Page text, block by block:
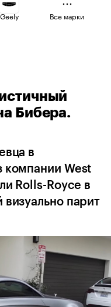
Geely
Haval
Все марки
Бибера.
в
компании West
Rolls-Royce в
парит